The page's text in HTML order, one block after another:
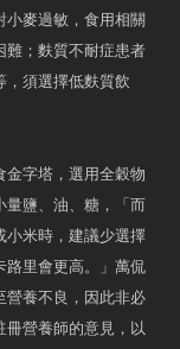
小麥過敏，食用相關
難；麩質不耐症患者
，須選擇低麩質飲
金字塔，選用全穀物
量鹽、油、糖，「而
小米時，建議少選擇
路里會更高。」萬侃
營養不良，因此非必
冊營養師的意見，以